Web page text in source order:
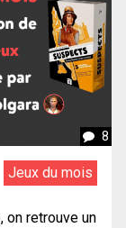
8
Jeux du mois
on retrouve un